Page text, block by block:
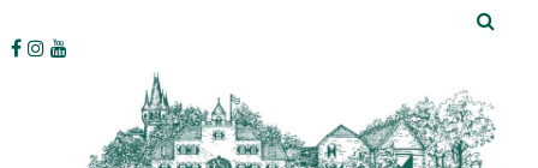
to
content